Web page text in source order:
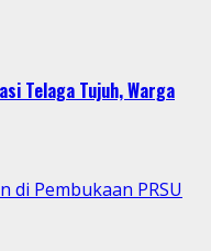
Telaga Tujuh, Warga
di Pembukaan PRSU